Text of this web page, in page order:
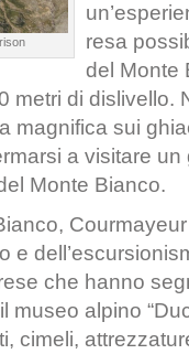
resa
del Monte
metri di dislivello.
magnifica sui
a visitare
Monte Bianco.
e
che hanno
museo alpino
cimeli,